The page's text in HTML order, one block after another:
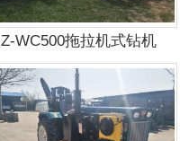
Z-WC500拖拉机式钻机